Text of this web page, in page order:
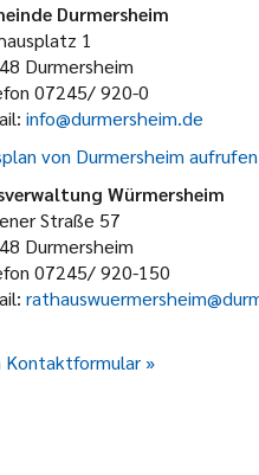
Durmersheim
1
Durmersheim
07245/ 920-0
info@durmersheim.de
von Durmersheim aufrufen
Würmersheim
Straße 57
Durmersheim
07245/ 920-150
Kontaktformular